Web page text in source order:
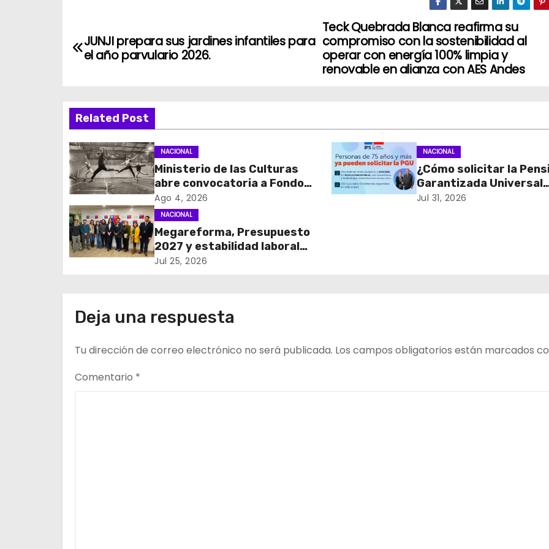
a
e
g
a
c
i
ó
n
e
e
Teck Quebrada Blanca reafirma su
compromiso con la sostenibilidad al
operar con energía 100% limpia y
renovable en alianza con AES Andes
JUNJI prepara sus jardines infantiles para
el año parvulario 2026.
Related Post
NACIONAL
Ministerio de las Culturas
abre convocatoria a Fondos
Cultura 2027 con foco en
transparencia, innovación y
acceso ciudadano
Ago 4, 2026
NACIONAL
¿Cómo solicitar la
Garantizada Universal
(PGU)?
Jul 31, 2026
NACIONAL
Megareforma, Presupuesto
2027 y estabilidad laboral
marcan reunión clave entre
Jul 25, 2026
Deja una respuesta
Tu dirección de correo electrónico no será publicada. Los campos obligatorios están marcados
Comentario *